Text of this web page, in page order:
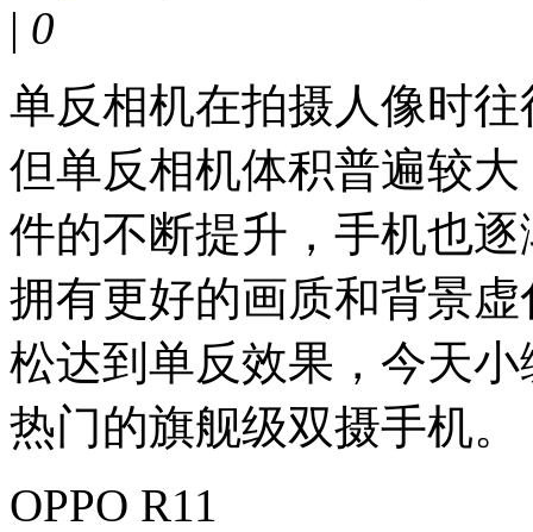
| 0
单反相机在拍摄人像时
但单反相机体积普遍较
件的不断提升，手机也
拥有更好的画质和背景
松达到单反效果，今天
热门的旗舰级双摄手机。
OPPO R11